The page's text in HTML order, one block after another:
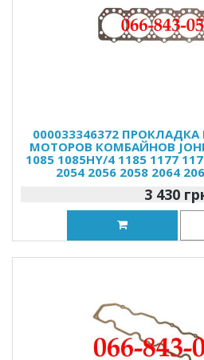
000033346372
МОТОРОВ КОМБАЙНОВ JOHN
1085 1085HY/4 1185 1177
2054 2056 2058 2064
3 430